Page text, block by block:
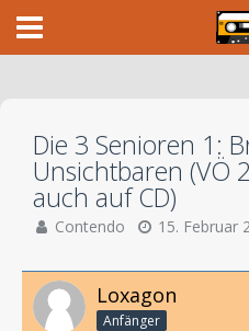
Die 3 Senioren 1:
Unsichtbaren (VÖ
auch auf CD)
Contendo 15. Februar
Loxagon
Anfänger